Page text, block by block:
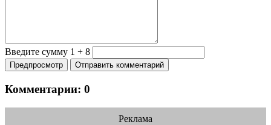
Введите сумму 1 + 8
Комментарии: 0
Реклама